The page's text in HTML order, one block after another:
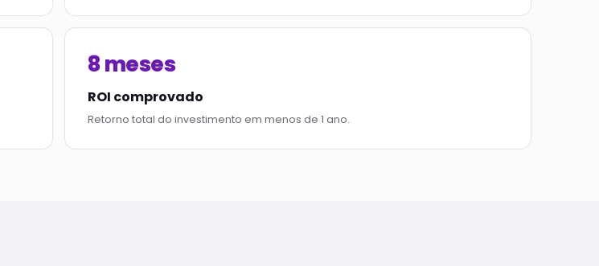
8 meses
ROI comprovado
Retorno total do investimento em menos de 1 ano.